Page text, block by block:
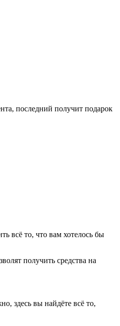
последний получит подарок
всё то, что вам хотелось бы
получить средства на
здесь вы найдёте всё то,